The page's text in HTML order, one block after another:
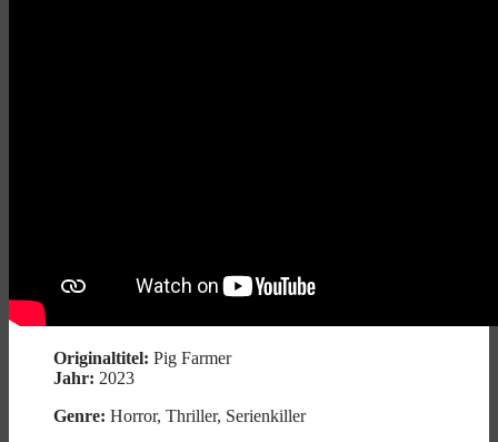
Originaltitel: Pig Farmer
Jahr: 2023
Genre: Horror, Thriller, Serienkiller